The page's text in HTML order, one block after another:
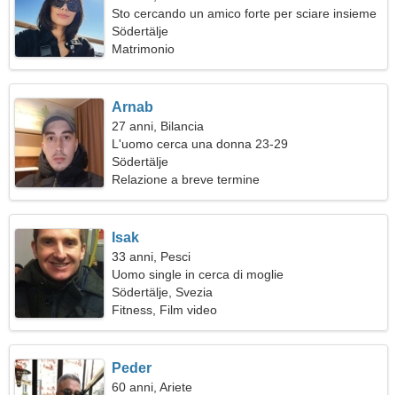
Sto cercando un amico forte per sciare insieme
Södertälje
Matrimonio
Arnab
27 anni, Bilancia
L'uomo cerca una donna 23-29
Södertälje
Relazione a breve termine
Isak
33 anni, Pesci
Uomo single in cerca di moglie
Södertälje, Svezia
Fitness, Film video
Peder
60 anni, Ariete